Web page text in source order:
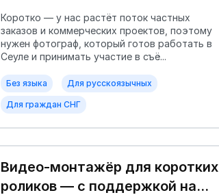
Коротко — у нас растёт поток частных
заказов и коммерческих проектов, поэтому
нужен фотограф, который готов работать в
Сеуле и принимать участие в съё...
Без языка Для русскоязычных
Для граждан СНГ
Видео-монтажёр для коротких
роликов — с поддержкой на